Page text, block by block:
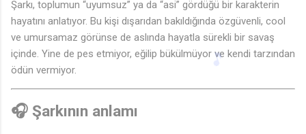
Şarkı, toplumun “uyumsuz” ya da “asi” gördüğü bir karakterin
hayatını anlatıyor. Bu kişi dışarıdan bakıldığında özgüvenli, cool
ve umursamaz görünse de aslında hayatla sürekli bir savaş
içinde. Yine de pes etmiyor, eğilip bükülmüyor ve kendi tarzından
ödün vermiyor.
🎧 Şarkının anlamı